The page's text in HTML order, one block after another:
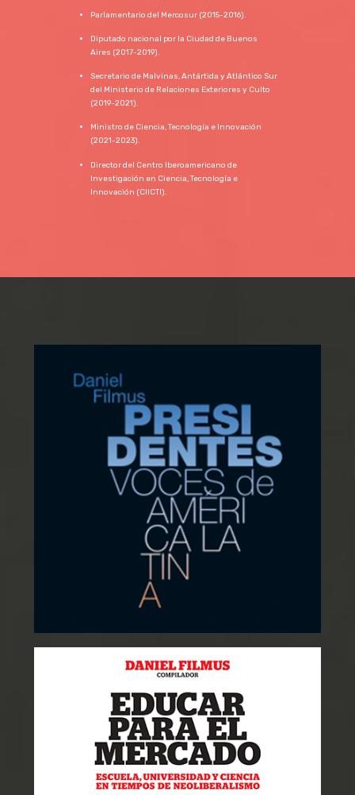
Parlamentario del Mercosur (2015-2016).
Diputado nacional por la Ciudad de Buenos
Aires (2017-2019).
Secretario de Malvinas, Antártida y Atlántico Sur
del Ministerio de Relaciones Exteriores y Culto
(2019-2021).
Ministro de Ciencia, Tecnología e Innovación
(2021-2023).
Director del Centro Iberoamericano de
Investigación en Ciencia, Tecnología e
Innovación (CIICTI).